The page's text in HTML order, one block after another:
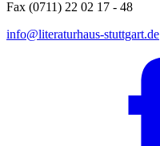
Fax (0711) 22 02 17 - 48
info@literaturhaus-stuttgart.de